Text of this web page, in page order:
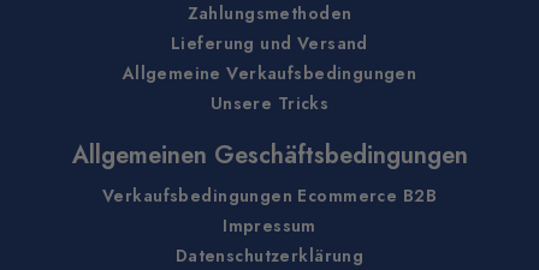
Zahlungsmethoden
Lieferung und Versand
Allgemeine Verkaufsbedingungen
Unsere Tricks
Allgemeinen Geschäftsbedingungen
Verkaufsbedingungen Ecommerce B2B
Impressum
Datenschutzerklärung